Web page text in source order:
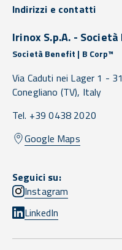
Indirizzi e contatti
Irinox S.p.A. -
Società Benefit | B Corp™
Via Caduti nei Lager 1 -
Conegliano (TV), Italy
Tel. +39 0438 2020
Google Maps
Seguici su:
Instagram
LinkedIn